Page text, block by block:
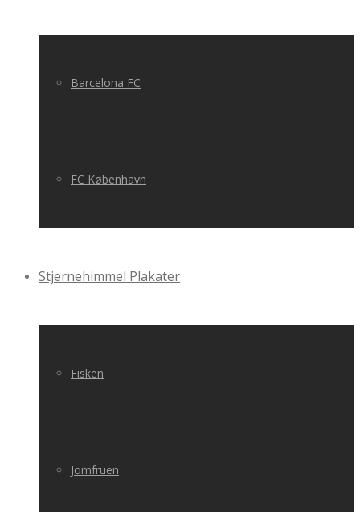
Barcelona FC
FC København
Stjernehimmel Plakater
Fisken
Jomfruen